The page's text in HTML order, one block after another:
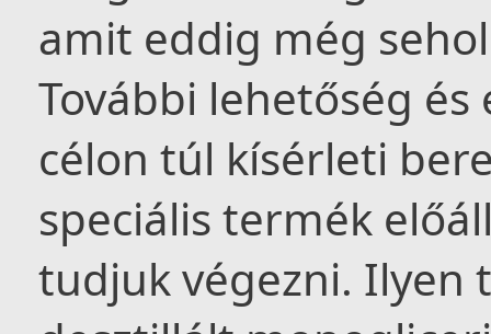
amit eddig még
További lehetőség
célon túl kísérleti
speciális termék
tudjuk végezni. Ilyen